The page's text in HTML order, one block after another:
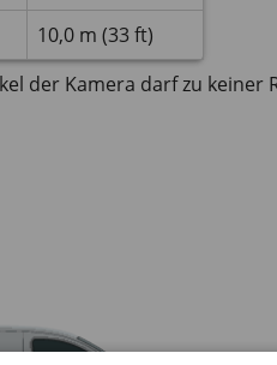
10,0 m (33 ft)
der Kamera darf zu keiner